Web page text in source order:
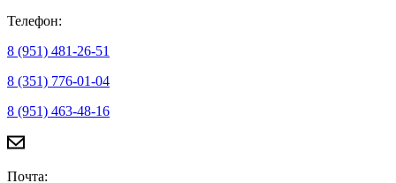
Телефон:
8 (951) 481-26-51
8 (351) 776-01-04
8 (951) 463-48-16
Почта: